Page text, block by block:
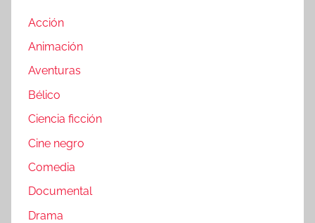
Acción
Animación
Aventuras
Bélico
Ciencia ficción
Cine negro
Comedia
Documental
Drama